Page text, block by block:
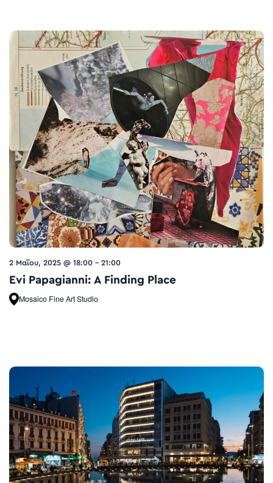
2 Μαΐου, 2025 @ 18:00 - 21:00
Evi Papagianni: A Finding Place
Mosaico Fine Art Studio